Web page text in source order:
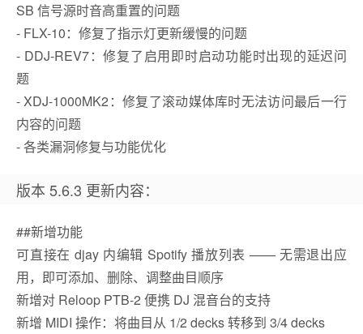
SB 信号源时音高重置的问题
- FLX-10：修复了指示灯更新缓慢的问题
- DDJ-REV7：修复了启用即时启动功能时出现的延迟问
题
- XDJ-1000MK2：修复了滚动媒体库时无法访问最后一行
内容的问题
- 各类漏洞修复与功能优化
版本 5.6.3 更新内容：
##新增功能
可直接在 djay 内编辑 Spotify 播放列表 —— 无需退出应
用，即可添加、删除、调整曲目顺序
新增对 Reloop PTB‑2 便携 DJ 混音台的支持
新增 MIDI 操作：将曲目从 1/2 decks 转移到 3/4 decks